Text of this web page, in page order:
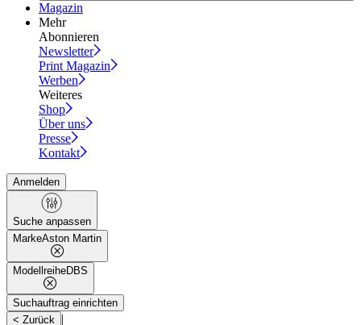
Magazin
Mehr
Abonnieren
Newsletter
Print Magazin
Werben
Weiteres
Shop
Über uns
Presse
Kontakt
Anmelden
Suche anpassen
MarkeAston Martin
ModellreiheDBS
Suchauftrag einrichten
< Zurück |